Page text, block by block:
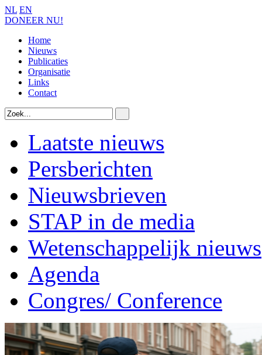
NL EN
DONEER NU!
Home
Nieuws
Publicaties
Organisatie
Links
Contact
Laatste nieuws
Persberichten
Nieuwsbrieven
STAP in de media
Wetenschappelijk nieuws
Agenda
Congres/ Conference